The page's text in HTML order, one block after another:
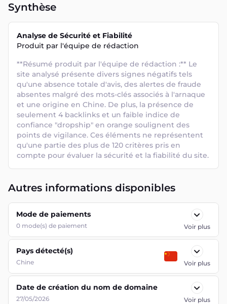
Synthèse
Analyse de Sécurité et Fiabilité
Produit par l'équipe de rédaction
**Résumé produit par l'équipe de rédaction :** Le
site analysé présente divers signes négatifs tels
qu'une absence totale d'avis, des alertes de fraude
absentes malgré des mots-clés associés à l'arnaque
et une origine en Chine. De plus, la présence de
seulement 4 backlinks et un faible indice de
confiance "dropship" en orange soulignent des
points de vigilance. Ces éléments ne représentent
qu'une partie des plus de 120 critères pris en
compte pour évaluer la sécurité et la fiabilité du site.
Autres informations disponibles
Mode de paiements
0 mode(s) de paiement Voir plus
Pays détecté(s)
Chine Voir plus
Date de création du nom de domaine
27/05/2026 Voir plus